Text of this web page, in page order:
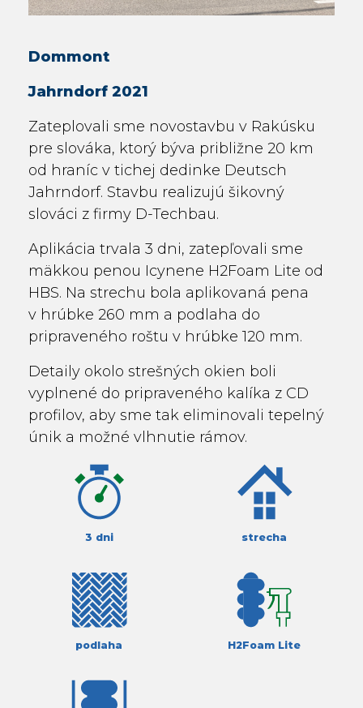
Dommont
Jahrndorf 2021
Zateplovali sme novostavbu v Rakúsku
pre slováka, ktorý býva približne 20 km
od hraníc v tichej dedinke Deutsch
Jahrndorf. Stavbu realizujú šikovný
slováci z firmy D-Techbau.
Aplikácia trvala 3 dni, zatepľovali sme
mäkkou penou Icynene H2Foam Lite od
HBS. Na strechu bola aplikovaná pena
v hrúbke 260 mm a podlaha do
pripraveného roštu v hrúbke 120 mm.
Detaily okolo strešných okien boli
vyplnené do pripraveného kalíka z CD
profilov, aby sme tak eliminovali tepelný
únik a možné vlhnutie rámov.
3 dni strecha
podlaha H2Foam Lite